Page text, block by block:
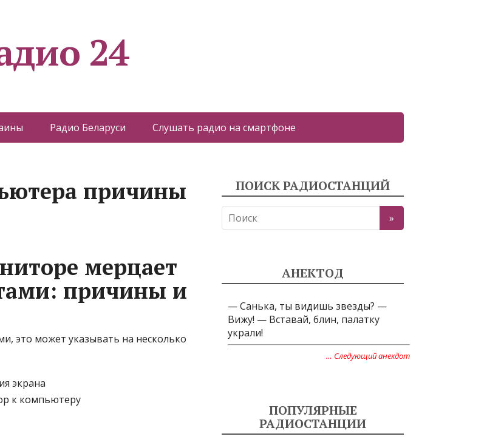
24
Радио Беларуси Слушать радио на смартфоне
причины
мерцает
причины и
это может указывать на несколько
экрана
к компьютеру
ПОИСК РАДИОСТАНЦИЙ
АНЕКТОД
— Cанька, ты видишь звезды? —
Вижу! — Вставай, блин, палатку
украли!
… Следующий анекдот
ПОПУЛЯРНЫЕ
РАДИОСТАНЦИИ